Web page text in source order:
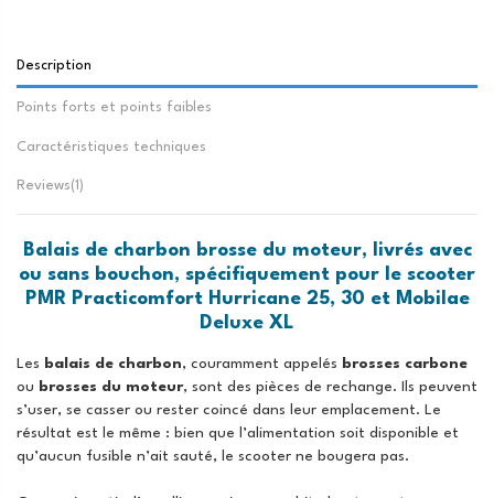
Description
Points forts et points faibles
Caractéristiques techniques
Reviews(1)
Balais de charbon brosse du moteur, livrés avec
ou sans bouchon, spécifiquement pour le scooter
PMR Practicomfort Hurricane 25, 30 et Mobilae
Deluxe XL
Les balais de charbon, couramment appelés brosses carbone
ou brosses du moteur, sont des pièces de rechange. Ils peuvent
s’user, se casser ou rester coincé dans leur emplacement. Le
résultat est le même : bien que l’alimentation soit disponible et
qu’aucun fusible n’ait sauté, le scooter ne bougera pas.